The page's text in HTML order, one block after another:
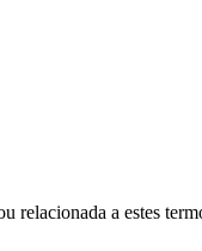
a estes